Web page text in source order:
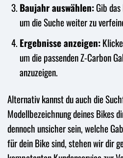
Baujahr auswählen:Gib das
um die Suche weiter zu
Ergebnisse anzeigen:
um die passenden Z-Carbon
anzuzeigen.
Alternativ kannst du auch die
Modellbezeichnung deines Bikes
dennoch unsicher sein, welche
für dein Bike sind, stehen wir dir